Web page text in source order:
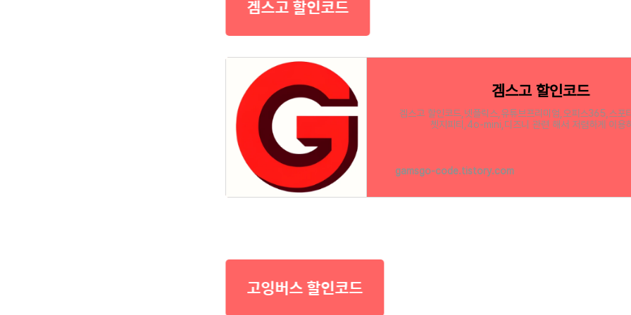
겜스고 할인코드
겜스고 할인코드
겜스고 할인코드,넷플릭스,유튜브프리미엄,오피스365,스포
쳇지피티,4o-mini,디즈니 관련 해서 저렴하게 이용
gamsgo-code.tistory.com
고잉버스 할인코드